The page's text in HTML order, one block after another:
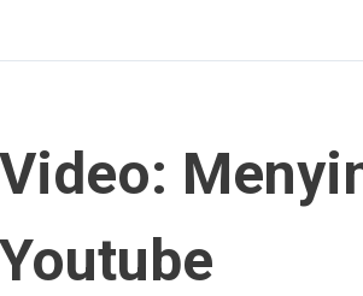
Video:
Youtube